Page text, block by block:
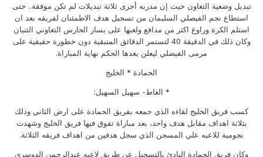
تبديل وضعية التعاون حيث إن مدربه أجرى ثلاثة تبديلات لم تكن موفقة.. حتى
استطاع نجم الفيصلي السليمان من تسجيل هدف الاطمئنان لفريقه بعد ان
استلم الكرة وراوغ اكثر من مدافع ولعبها على يسار الحارس التعاوني الثنيان
وكان ذلك في الدقيقة 40 لتستمر الدقائق المتبقية دون خطورة حقيقية على
مرمى الفيصلي ليعلن بعدها الحكم نهاية المباراة.
الحمادة * الخليج
* الغاط- سهيل السهيل:
كسب فريق الخليج لقاءه الذي جمعه بفريق الحمادة على ارض الثاني وذلك
بثلاثة اهداف مقابل هدف واحد، بعد مباراة تفوق فيها فريق الخليج وشهدت
نجومية للاعبه علي المسجن الذي سجل هدفين من اهداف فريقه الثلاثة.
وكان فريق الحمادة البادئ بالتسجيل عن طريق لاعبه عبدالرحمن الدوسري